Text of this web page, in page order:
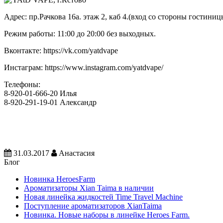
Адрес: пр.Рачкова 16а. этаж 2, каб 4.(вход со стороны
Режим работы: 11:00 до 20:00 без выходных.
Вконтакте: https://vk.com/yatdvape
Инстаграм: https://www.instagram.com/yatdvape/
Телефоны:
8-920-01-666-20 Илья
8-920-291-19-01 Александр
31.03.2017
Анастасия
Блог
Новинка HeroesFarm
Ароматизаторы Xian Taima в наличии
Новая линейка жидкостей Time Travel Machine
Поступление ароматизаторов XianTaima
Новинка. Новые наборы в линейке Heroes Farm.